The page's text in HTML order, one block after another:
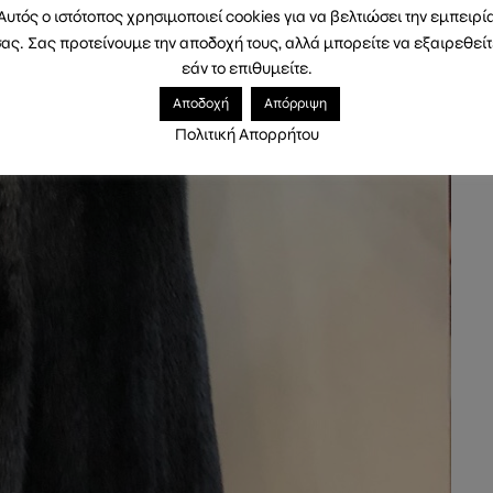
ο ιστότοπος χρησιμοποιεί cookies για να βελτιώσει την
Σας προτείνουμε την αποδοχή τους, αλλά μπορείτε να
εάν το επιθυμείτε.
Αποδοχή Απόρριψη
Πολιτική Απορρήτου